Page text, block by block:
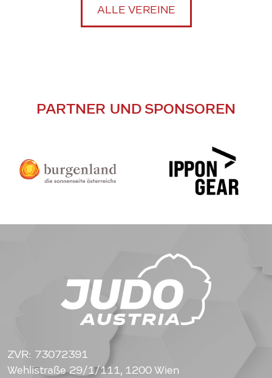
ALLE VEREINE
PARTNER UND SPONSOREN
ZVR: 73072391
Wehlistraße 29/1/111, 1200 Wien